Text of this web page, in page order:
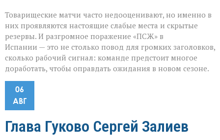
Товарищеские матчи часто недооценивают, но именно в
них проявляются настоящие слабые места и скрытые
резервы. И разгромное поражение «ПСЖ» в
Испании — это не столько повод для громких заголовков,
сколько рабочий сигнал: команде предстоит многое
доработать, чтобы оправдать ожидания в новом сезоне.
06
АВГ
Глава Гуково Сергей Залиев